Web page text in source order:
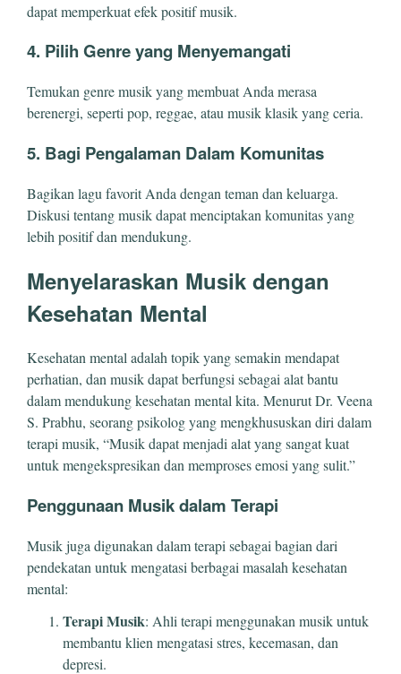
dapat memperkuat efek positif musik.
4. Pilih Genre yang Menyemangati
Temukan genre musik yang membuat Anda merasa
berenergi, seperti pop, reggae, atau musik klasik yang ceria.
5. Bagi Pengalaman Dalam Komunitas
Bagikan lagu favorit Anda dengan teman dan keluarga.
Diskusi tentang musik dapat menciptakan komunitas yang
lebih positif dan mendukung.
Menyelaraskan Musik dengan
Kesehatan Mental
Kesehatan mental adalah topik yang semakin mendapat
perhatian, dan musik dapat berfungsi sebagai alat bantu
dalam mendukung kesehatan mental kita. Menurut Dr. Veena
S. Prabhu, seorang psikolog yang mengkhususkan diri dalam
terapi musik, “Musik dapat menjadi alat yang sangat kuat
untuk mengekspresikan dan memproses emosi yang sulit.”
Penggunaan Musik dalam Terapi
Musik juga digunakan dalam terapi sebagai bagian dari
pendekatan untuk mengatasi berbagai masalah kesehatan
mental:
Terapi Musik: Ahli terapi menggunakan musik untuk
membantu klien mengatasi stres, kecemasan, dan
depresi.